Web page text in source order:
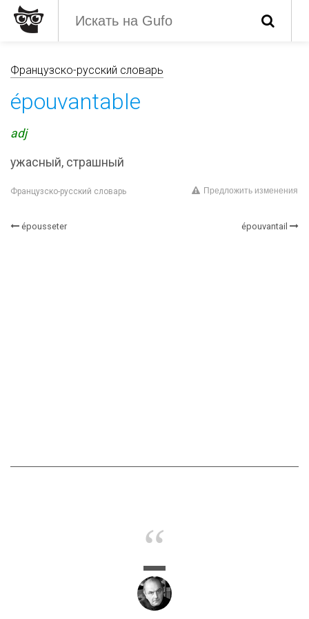
Французско-русский словарь
épouvantable
adj
ужасный, страшный
Французско-русский словарь Предложить изменения
épousseter épouvantail